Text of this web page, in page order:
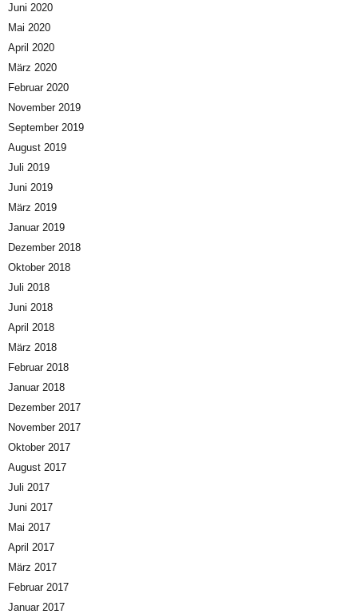
Juni 2020
Mai 2020
April 2020
März 2020
Februar 2020
November 2019
September 2019
August 2019
Juli 2019
Juni 2019
März 2019
Januar 2019
Dezember 2018
Oktober 2018
Juli 2018
Juni 2018
April 2018
März 2018
Februar 2018
Januar 2018
Dezember 2017
November 2017
Oktober 2017
August 2017
Juli 2017
Juni 2017
Mai 2017
April 2017
März 2017
Februar 2017
Januar 2017